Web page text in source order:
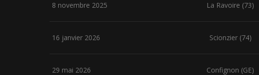
8 novembre 2025 La Ravoire (73)
16 janvier 2026 Scionzier (74)
29 mai 2026 Confignon (GE)